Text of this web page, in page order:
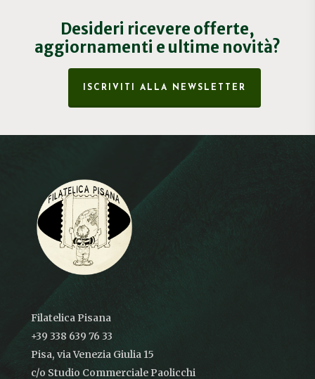
Desideri ricevere offerte,
aggiornamenti e ultime novità?
ISCRIVITI ALLA NEWSLETTER
Filatelica Pisana
+39 338 639 76 33
Pisa, via Venezia Giulia 15
c/o Studio Commerciale Paolicchi